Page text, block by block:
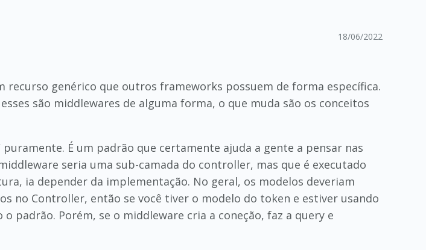
18/06/2022
recurso genérico que outros frameworks possuem de forma específica.
são middlewares de alguma forma, o que muda são os conceitos
É um padrão que certamente ajuda a gente a pensar nas
seria uma sub-camada do controller, mas que é executado
ia depender da implementação. No geral, os modelos deveriam
no Controller, então se você tiver o modelo do token e estiver usando
padrão. Porém, se o middleware cria a coneção, faz a query e